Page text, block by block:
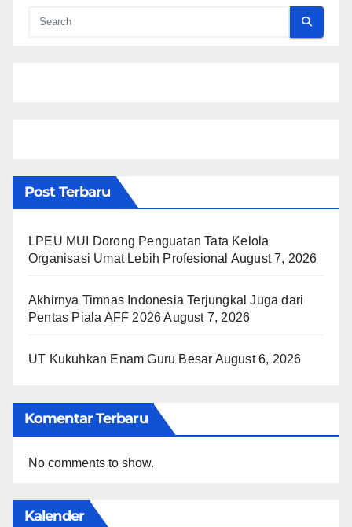
Post Terbaru
LPEU MUI Dorong Penguatan Tata Kelola
Organisasi Umat Lebih Profesional August 7, 2026
Akhirnya Timnas Indonesia Terjungkal Juga dari
Pentas Piala AFF 2026 August 7, 2026
UT Kukuhkan Enam Guru Besar August 6, 2026
Komentar Terbaru
No comments to show.
Kalender